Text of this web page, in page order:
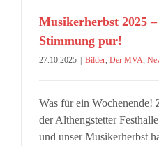
Musikerherbst 2025
Stimmung pur!
27.10.2025 Bilder, Der MVA,
Was für ein Wochenende!
der Althengstetter
und unser Musikerherbst